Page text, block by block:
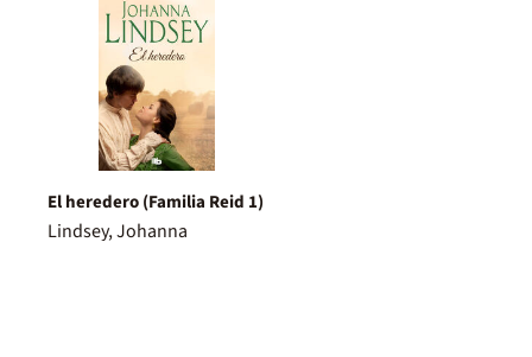
El heredero (Familia Reid 1)
Lindsey, Johanna